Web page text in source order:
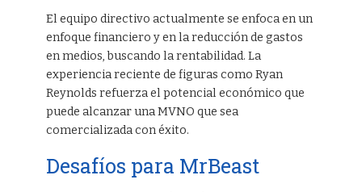
El equipo directivo actualmente se enfoca en un
enfoque financiero y en la reducción de gastos
en medios, buscando la rentabilidad. La
experiencia reciente de figuras como Ryan
Reynolds refuerza el potencial económico que
puede alcanzar una MVNO que sea
comercializada con éxito.
Desafíos para MrBeast